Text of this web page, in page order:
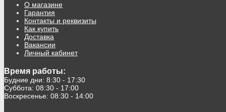
О магазине
Гарантия
Контакты и реквизиты
Как купить
Доставка
Вакансии
Личный кабинет
Время работы:
Будние дни: 8:30 - 17:30
Суббота: 08:30 - 17:00
Воскресенье: 08:30 - 14:00